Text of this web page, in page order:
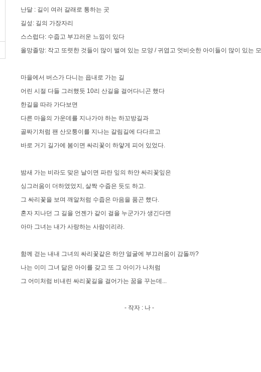
난달 : 길이 여러 갈래로 통하는 곳
길섶: 길의 가장자리
스스럽다: 수줍고 부끄러운 느낌이 있다
올망졸망: 작고 또렷한 것들이 많이 벌여 있는 모양 / 귀엽고 엇비슷한 아이들이 많이 있는
마을에서 버스가 다니는 읍내로 가는 길
어린 시절 다들 그러했듯 10리 산길을 걸어다니곤 했다
한길을 따라 가다보면
다른 마을의 가운데를 지나가야 하는 하꼬방길과
골짜기처럼 팬 산모퉁이를 지나는 갈림길에 다다르고
바로 거기 길가에 봄이면 싸리꽃이 하얗게 피어 있었다.
밤새 가는 비라도 맞은 날이면 파란 잎의 하얀 싸리꽃잎은
싱그러움이 더하였었지, 살짝 수줍은 듯도 하고.
그 싸리꽃을 보며 깨알처럼 수줍은 마음을 품곤 했다.
혼자 지나던 그 길을 언젠가 같이 걸을 누군가가 생긴다면
아마 그녀는 내가 사랑하는 사람이리라.
함께 걷는 내내 그녀의 싸리꽃같은 하얀 얼굴에 부끄러움이 감돌까?
나는 이미 그녀 닮은 아이를 갖고 또 그 아이가 나처럼
그 어미처럼 비내린 싸리꽃길을 걸어가는 꿈을 꾸는데...
- 작자 : 나 -